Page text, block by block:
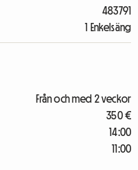
483791
1 Enkelsäng
Från och med 2 veckor
350 €
14:00
11:00